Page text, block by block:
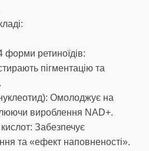
форми ретиноїдів:
пігментацію та
Омолоджує на
вироблення NAD+.
Забезпечує
та «ефект наповненості».